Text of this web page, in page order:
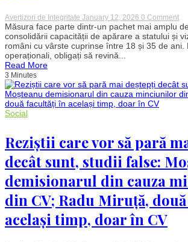
Avertizori de Integritate January 12, 2026 0 Commenton
a
în
de
Măsura face parte dintr-un pachet mai amplu
consolidării capacității de apărare a statului și
români cu vârste cuprinse între 18 și 35 de ani.
operaționali, obligați să revină...
Read More
3 Minutes
Social
Reziștii care vor să pară
decât sunt, studii false:
demisionarul din cauza
din CV; Radu Miruță,
același timp, doar în CV